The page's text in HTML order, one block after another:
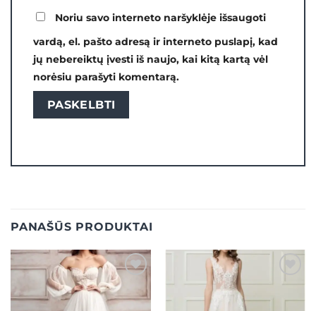
Noriu savo interneto naršyklėje išsaugoti
vardą, el. pašto adresą ir interneto puslapį, kad
jų nebereiktų įvesti iš naujo, kai kitą kartą vėl
norėsiu parašyti komentarą.
PANAŠŪS PRODUKTAI
Mėgstamiausias Mėgstamiausias